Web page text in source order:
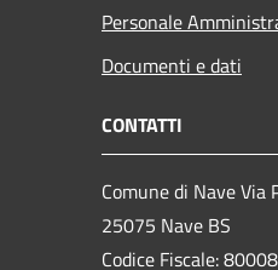
Personale
Documenti e dati
CONTATTI
Comune di Nave Via
25075 Nave BS
Codice Fiscale: